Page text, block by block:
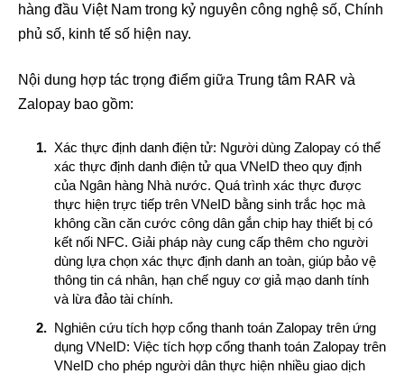
hàng đầu Việt Nam trong kỷ nguyên công nghệ số, Chính
phủ số, kinh tế số hiện nay.
Nội dung hợp tác trọng điểm giữa Trung tâm RAR và
Zalopay bao gồm:
Xác thực định danh điện tử: Người dùng Zalopay có thể
xác thực định danh điện tử qua VNeID theo quy định
của Ngân hàng Nhà nước. Quá trình xác thực được
thực hiện trực tiếp trên VNeID bằng sinh trắc học mà
không cần căn cước công dân gắn chip hay thiết bị có
kết nối NFC. Giải pháp này cung cấp thêm cho người
dùng lựa chọn xác thực định danh an toàn, giúp bảo vệ
thông tin cá nhân, hạn chế nguy cơ giả mạo danh tính
và lừa đảo tài chính.
Nghiên cứu tích hợp cổng thanh toán Zalopay trên ứng
dụng VNeID: Việc tích hợp cổng thanh toán Zalopay trên
VNeID cho phép người dân thực hiện nhiều giao dịch